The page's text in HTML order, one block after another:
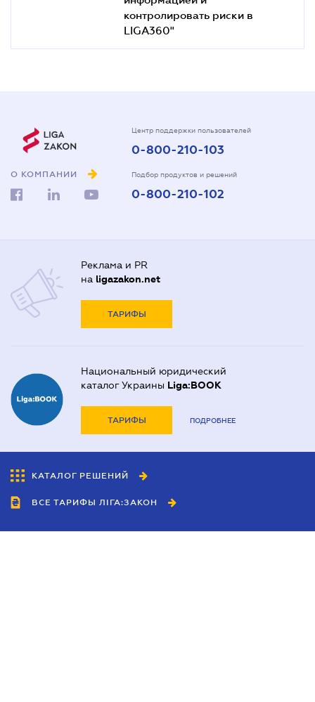
контролировать риски в
LIGA360"
О КОМПАНИИ
Центр поддержки пользователей
0-800-210-103
Подбор продуктов и решений
0-800-210-102
Реклама и PR
на ligazakon.net
ТАРИФЫ
Национальный юридический
каталог Украины Liga:BOOK
ТАРИФЫ ПОДРОБНЕЕ
КАТАЛОГ РЕШЕНИЙ
ВСЕ ТАРИФЫ ЛІГА:ЗАКОН